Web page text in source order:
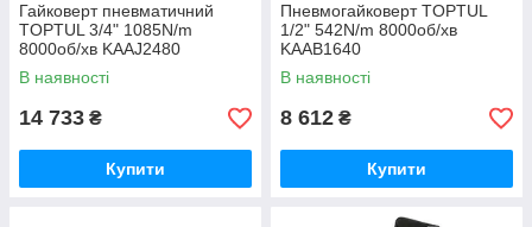
Гайковерт пневматичний
TOPTUL 3/4" 1085N/m
8000об/хв KAAJ2480
В наявності
14 733 ₴
Купити
Пневмогайковерт TOPTUL
1/2" 542N/m 8000об/хв
KAAB1640
В наявності
8 612 ₴
Купити